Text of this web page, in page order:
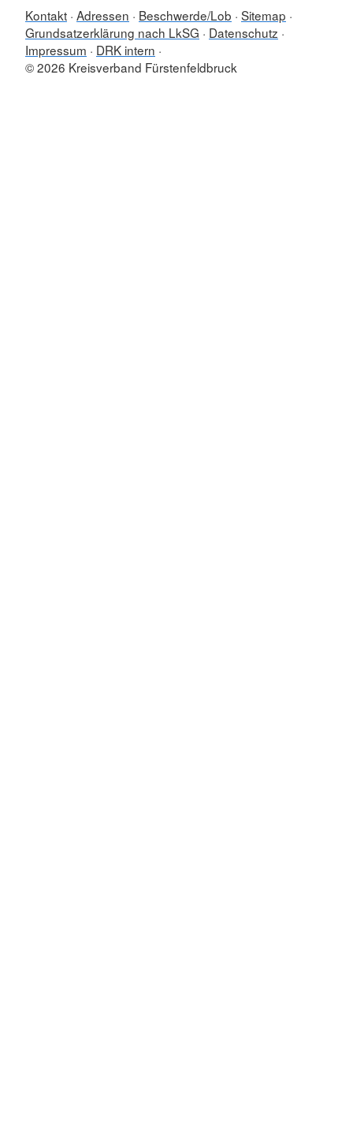
Kontakt Adressen Beschwerde/Lob Sitemap
Grundsatzerklärung nach LkSG
Datenschutz
Impressum
DRK intern
© 2026 Kreisverband Fürstenfeldbruck